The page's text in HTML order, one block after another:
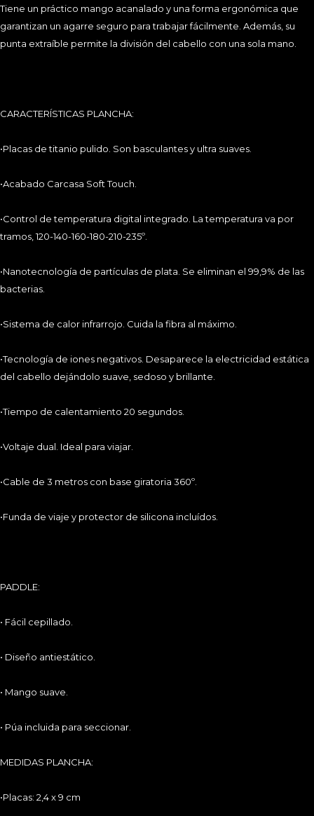
Tiene un práctico mango acanalado y una forma ergonómica que
garantizan un agarre seguro para trabajar fácilmente. Además, su
punta extraíble permite la división del cabello con una sola mano.
CARACTERÍSTICAS PLANCHA:
•Placas de titanio pulido. Son basculantes y ultra suaves.
•Acabado Carcasa Soft Touch.
•Control de temperatura digital integrado. La temperatura va por
tramos, 120-140-160-180-210-235º.
•Nanotecnología de partículas de plata. Se eliminan el 99,9% de las
bacterias.
•Sistema de calor infrarrojo. Cuida la fibra al máximo.
•Tecnología de iones negativos. Desaparece la electricidad estática
del cabello dejándolo suave, sedoso y brillante.
•Tiempo de calentamiento 20 segundos.
•Voltaje dual. Ideal para viajar.
•Cable de 3 metros con base giratoria 360º.
•Funda de viaje y protector de silicona incluídos.
PADDLE:
• Fácil cepillado.
• Diseño antiestático.
• Mango suave.
• Púa incluida para seccionar.
MEDIDAS PLANCHA:
•Placas: 2,4 x 9 cm
MEDIDAS PLANCHA:
•Placas: 2,4 x 9 cm
CONTACTO
C.F.Pinedo. C/Forja, 92-A. Polígono Industrial de Argales
Email.
pinedo@cfpinedo.com